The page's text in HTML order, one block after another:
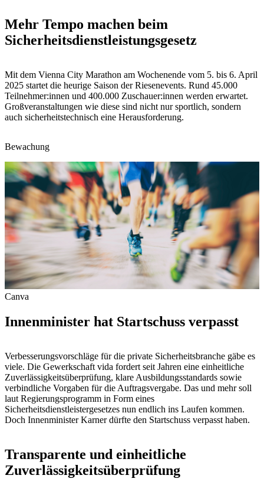
Mehr Tempo machen beim
Sicherheitsdienstleistungsgesetz
Mit dem Vienna City Marathon am Wochenende vom 5. bis 6. April
2025 startet die heurige Saison der Riesenevents. Rund 45.000
Teilnehmer:innen und 400.000 Zuschauer:innen werden erwartet.
Großveranstaltungen wie diese sind nicht nur sportlich, sondern
auch sicherheitstechnisch eine Herausforderung.
Bewachung
Canva
Innenminister hat Startschuss verpasst
Verbesserungsvorschläge für die private Sicherheitsbranche gäbe es
viele. Die Gewerkschaft vida fordert seit Jahren eine einheitliche
Zuverlässigkeitsüberprüfung, klare Ausbildungsstandards sowie
verbindliche Vorgaben für die Auftragsvergabe. Das und mehr soll
laut Regierungsprogramm in Form eines
Sicherheitsdienstleistergesetzes nun endlich ins Laufen kommen.
Doch Innenminister Karner dürfte den Startschuss verpasst haben.
Transparente und einheitliche
Zuverlässigkeitsüberprüfung